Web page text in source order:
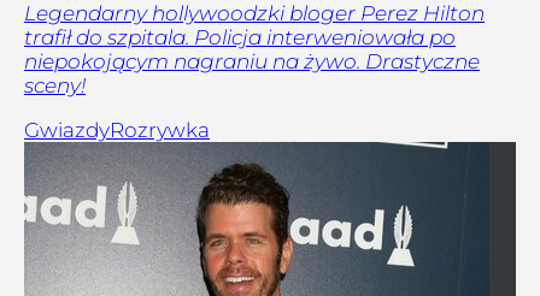
Legendarny hollywoodzki bloger Perez Hilton
trafił do szpitala. Policja interweniowała po
niepokojącym nagraniu na żywo. Drastyczne
sceny!
GwiazdyRozrywka